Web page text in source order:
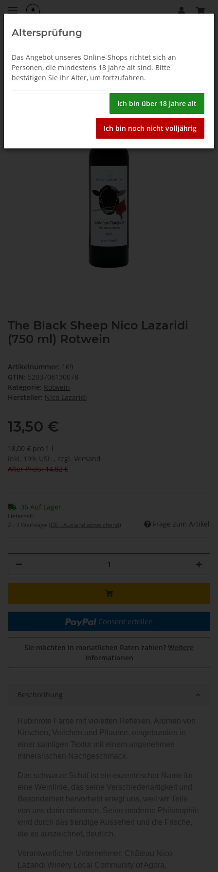
The Black Sheep Nico Lazaridi
(750 ml) Rotwein
Artikelnummer: 169
GTIN: 5203708130078
Kategorie: Rotwein
Hersteller: Nico Lazaridi
13,50 €
18,00 € pro 1 l
inkl. 19% USt. , zzgl. Versand
Alter Preis: 14,82 €
36 Auf Lager
Lieferzeit:
2 - 3 Werktage (DE - Ausland abweichend) Frage zum Artikel
Consent erteilen
Sie möchten in monatlichen Raten zahlen? Weitere
Informationen
Beschreibung
Altersprüfung
Das Angebot unseres Online-Shops richtet sich an
Personen, die mindestens 18 Jahre alt sind. Bitte
bestätigen Sie Ihr Alter, um fortzufahren.
Ich bin über 18 Jahre alt
Ich bin noch nicht volljährig